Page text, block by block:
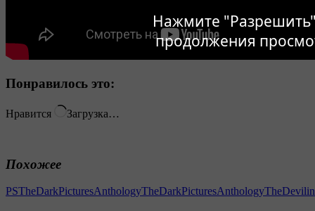
Нажмите
продолжения
Понравилось это:
Нравится Загрузка…
Похожее
PSTheDarkPicturesAnthologyTheDarkPicturesAnthology